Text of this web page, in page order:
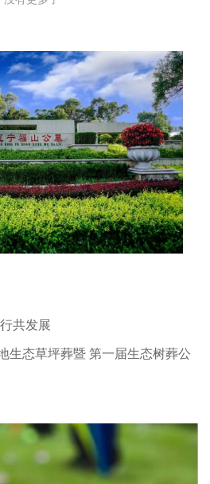
共发展
生态草坪葬暨 第一届生态树葬公